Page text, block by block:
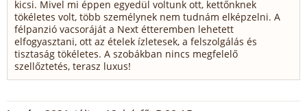
kicsi. Mivel mi éppen egyedül voltunk ott, kettőnknek
tökéletes volt, több személynek nem tudnám elképzelni. A
félpanzió vacsoráját a Next étteremben lehetett
elfogyasztani, ott az ételek ízletesek, a felszolgálás és
tisztaság tökéletes. A szobákban nincs megfelelő
szellőztetés, terasz luxus!